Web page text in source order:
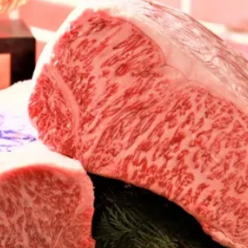
チャレンジ
CAMPFIRE for
CAMPFIREふるさ